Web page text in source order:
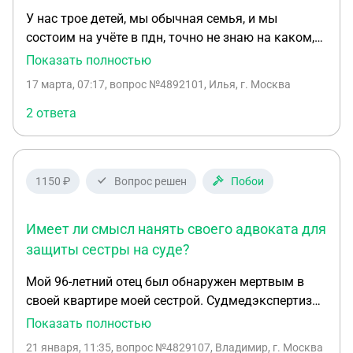
У нас трое детей, мы обычная семья, и мы
состоим на учёте в пдн, точно не знаю на каком,
работаю вахтой дома по долго не бываю , пока
комиссия пдн слова не говорят , стоит только
уехать начинают мою жену докучать ,забегают
толпой в дом без стука ,без приглашения, кричат
,детей пугают, жену до истерики доводят ,кошмар
маленьких от бордака трудно избавится, жена 7
выпивает, но не алкашка загульная, дома не куда
не ходит особо , да и выходить уже из дому
говорит что пьяная шатается, так вот ,на днях
вечером выпивала утром проспала садики и
школу, приехала комиссия увезли на
осведетельствование показало промили, теперь
Показать полностью
17 марта, 07:17, вопрос №4892101, Илья, г. Москва
2 ответа
1150 ₽ Вопрос решен Побои
Имеет ли смысл нанять своего адвоката для
защиты сестры на суде?
Мой 96-летний отец был обнаружен мертвым в
своей квартире моей сестрой. Судмедэкспертиза
установила, что причина смерти - перелом
Показать полностью
21 января, 11:35, вопрос №4829107, Владимир, г. Москва